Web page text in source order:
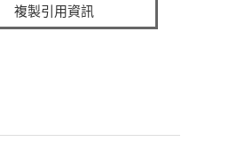
複製引用資訊